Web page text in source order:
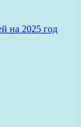
на 2025 год